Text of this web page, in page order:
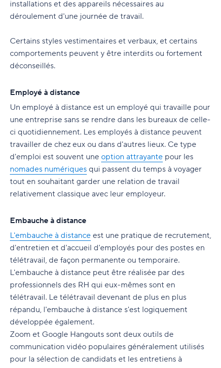
installations et des appareils nécessaires au
déroulement d'une journée de travail.
Certains styles vestimentaires et verbaux, et certains
comportements peuvent y être interdits ou fortement
déconseillés.
Employé à distance
Un employé à distance est un employé qui travaille pour
une entreprise sans se rendre dans les bureaux de celle-
ci quotidiennement. Les employés à distance peuvent
travailler de chez eux ou dans d'autres lieux. Ce type
d'emploi est souvent une option attrayante pour les
nomades numériques qui passent du temps à voyager
tout en souhaitant garder une relation de travail
relativement classique avec leur employeur.
Embauche à distance
L'embauche à distance est une pratique de recrutement,
d'entretien et d'accueil d'employés pour des postes en
télétravail, de façon permanente ou temporaire.
L'embauche à distance peut être réalisée par des
professionnels des RH qui eux-mêmes sont en
télétravail. Le télétravail devenant de plus en plus
répandu, l'embauche à distance s'est logiquement
développée également.
Zoom et Google Hangouts sont deux outils de
communication vidéo populaires généralement utilisés
pour la sélection de candidats et les entretiens à